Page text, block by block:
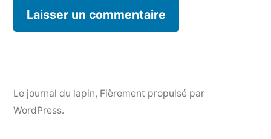
Le journal du lapin, Fièrement propulsé par
WordPress.